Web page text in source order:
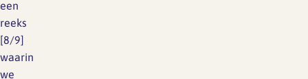
een
reeks
[8/9]
waarin
we